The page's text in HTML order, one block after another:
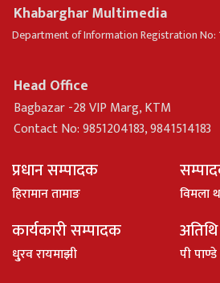
Khabarghar Multimedia
Department of Information Registration No:
Head Office
Bagbazar -28 VIP Marg, KTM
Contact No: 9851204183, 9841514183
प्रधान सम्पादक
हिरामान तामाङ विमला
कार्यकारी सम्पादक
धु्रव रायमाझी पी पाण्डे